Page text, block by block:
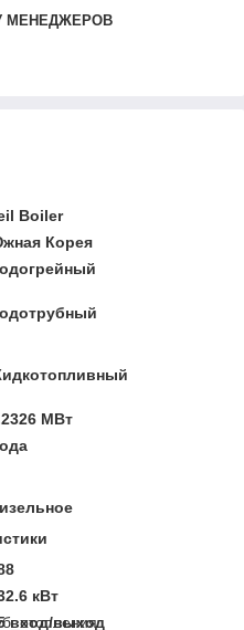
МЕНЕДЖЕРОВ
Boiler
Корея
МВт
кВт
вход/выход